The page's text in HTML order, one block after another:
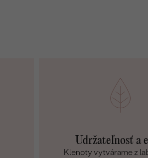
Udržateľnosť a
Klenoty vytvárame z